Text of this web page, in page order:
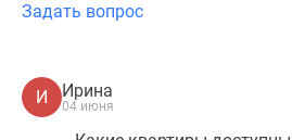
Задать вопрос
И Ирина
04 июня